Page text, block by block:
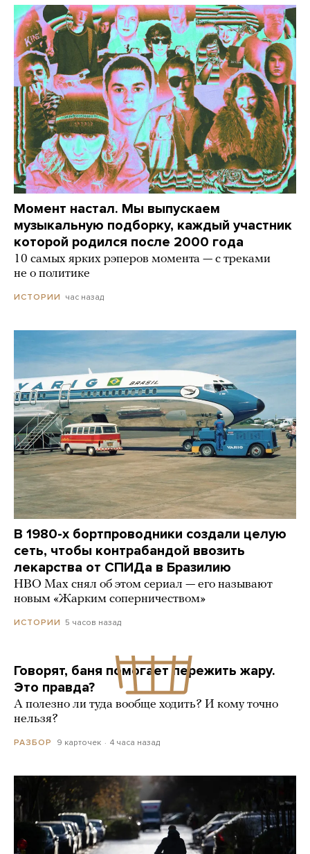
Момент настал. Мы выпускаем
музыкальную подборку, каждый участник
которой родился после 2000 года
10 самых ярких рэперов момента — с треками
не о политике
ИСТОРИИ час назад
В 1980-х бортпроводники создали целую
сеть, чтобы контрабандой ввозить
лекарства от СПИДа в Бразилию
HBO Max снял об этом сериал — его называют
новым «Жарким соперничеством»
ИСТОРИИ 5 часов назад
Говорят, баня помогает пережить жару.
Это правда?
А полезно ли туда вообще ходить? И кому точно
нельзя?
РАЗБОР 9 карточек 4 часа назад